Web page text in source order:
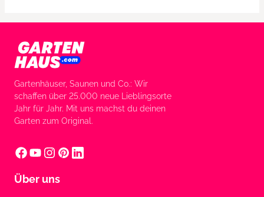
Gartenhäuser, Saunen und Co.: Wir
schaffen über 25.000 neue Lieblingsorte
Jahr für Jahr. Mit uns machst du deinen
Garten zum Original.
Über uns